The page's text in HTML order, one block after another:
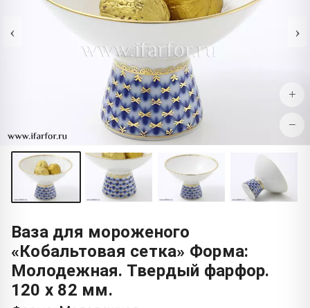
‹ ›
+
−
Ваза для мороженого
«Кобальтовая сетка» Форма:
Молодежная. Твердый фарфор.
120 x 82 мм.